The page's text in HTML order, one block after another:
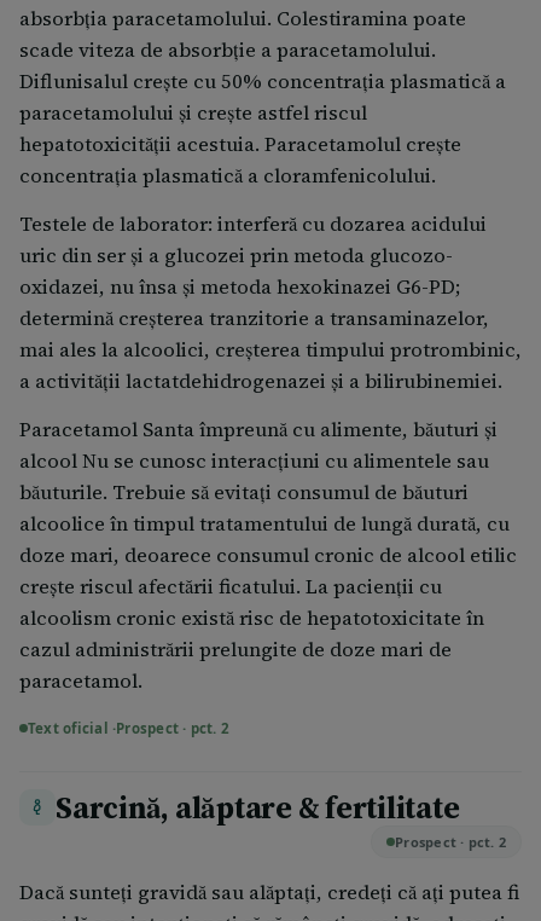
absorbția paracetamolului. Colestiramina poate
scade viteza de absorbție a paracetamolului.
Diflunisalul creşte cu 50% concentraţia plasmatică a
paracetamolului şi creşte astfel riscul
hepatotoxicităţii acestuia. Paracetamolul crește
concentrația plasmatică a cloramfenicolului.
Testele de laborator: interferă cu dozarea acidului
uric din ser și a glucozei prin metoda glucozo-
oxidazei, nu însa și metoda hexokinazei G6-PD;
determină creșterea tranzitorie a transaminazelor,
mai ales la alcoolici, creșterea timpului protrombinic,
a activității lactatdehidrogenazei și a bilirubinemiei.
Paracetamol Santa împreună cu alimente, băuturi și
alcool Nu se cunosc interacţiuni cu alimentele sau
băuturile. Trebuie să evitaţi consumul de băuturi
alcoolice în timpul tratamentului de lungă durată, cu
doze mari, deoarece consumul cronic de alcool etilic
creşte riscul afectării ficatului. La pacienţii cu
alcoolism cronic există risc de hepatotoxicitate în
cazul administrării prelungite de doze mari de
paracetamol.
Text oficial ·Prospect · pct. 2
Sarcină, alăptare & fertilitate
Prospect · pct. 2
Dacă sunteți gravidă sau alăptați, credeți că ați putea fi